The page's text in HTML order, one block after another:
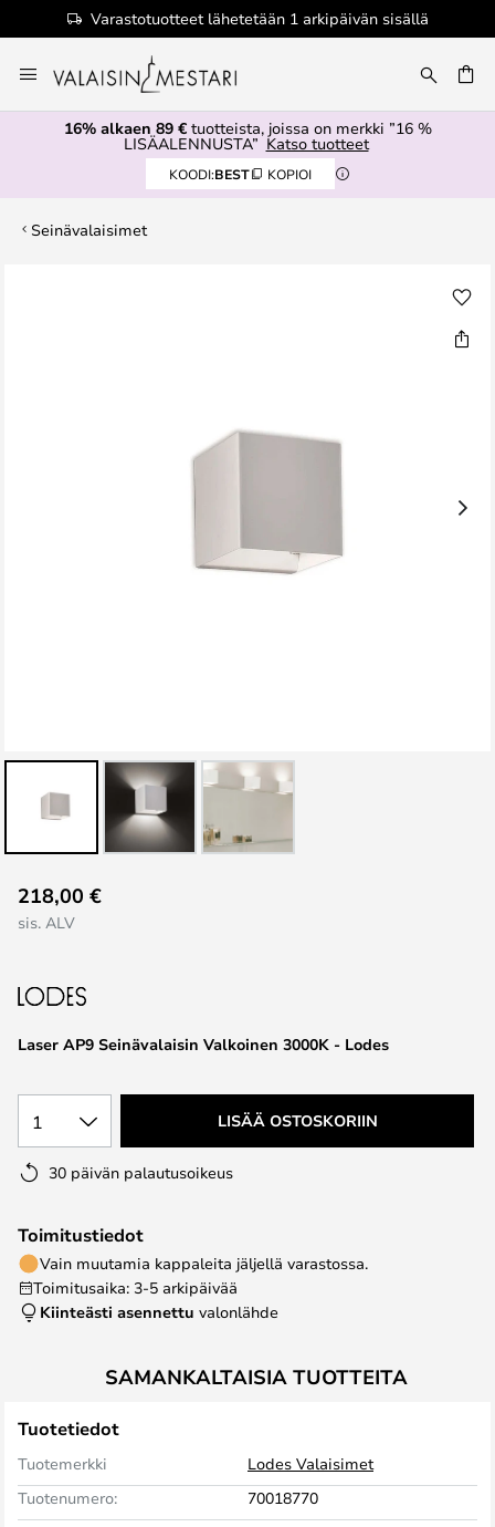
Varastotuotteet lähetetään 1 arkipäivän sisällä
to
Content
16% alkaen 89 €tuotteista, joissa on merkki ”16 %
LISÄALENNUSTA” Katso tuotteet
KOODI:BEST KOPIOI
Seinävalaisimet
to
the
of
images
Laser AP9 Seinävalaisin Valkoinen 3000K - Lodes
218,00 €
sis. ALV
1 LISÄÄ OSTOSKORIIN
30 päivän palautusoikeus
Toimitustiedot
Vain muutamia kappaleita jäljellä varastossa.
Toimitusaika: 3-5 arkipäivää
Kiinteästi asennettu valonlähde
SAMANKALTAISIA TUOTTEITA
Tuotetiedot
Tuotemerkki
Lodes Valaisimet
Tuotenumero:
70018770